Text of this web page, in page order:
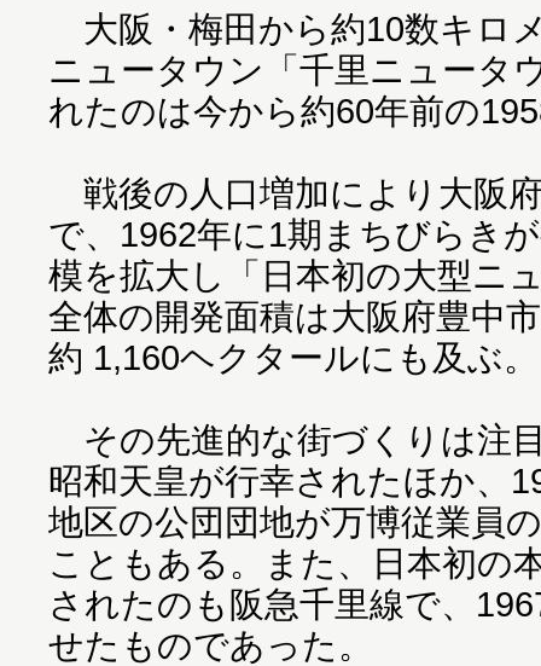
大阪・梅田から約10数キロ
ニュータウン「千里ニュータ
れたのは今から約60年前の
戦後の人口増加により大阪
で、1962年に1期まちびらき
模を拡大し「日本初の大型ニ
全体の開発面積は大阪府豊中
約 1,160ヘクタールにも及ぶ。
その先進的な街づくりは注
昭和天皇が行幸されたほか、
地区の公団団地が万博従業員
こともある。また、日本初の
されたのも阪急千里線で、
せたものであった。